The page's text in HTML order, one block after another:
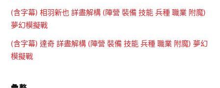
(含字幕) 相羽新也 詳盡解構 (陣營 裝備 技能 兵種 職業 附魔)
夢幻模擬戰
(含字幕) 達奇 詳盡解構 (陣營 裝備 技能 兵種 職業 附魔) 夢幻
模擬戰